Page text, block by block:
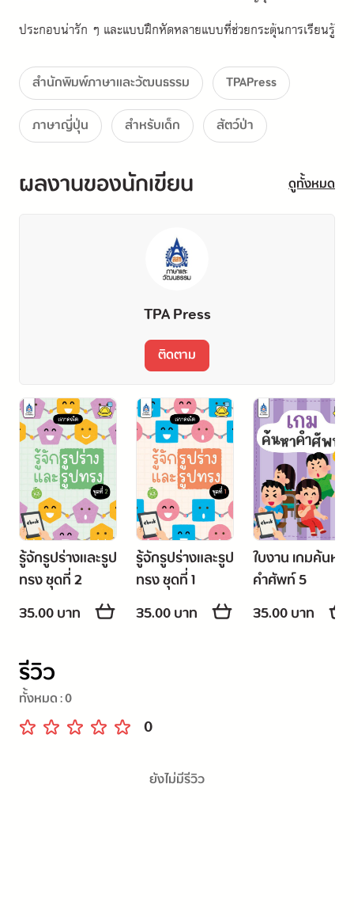
ประกอบน่ารัก ๆ และแบบฝึกหัดหลายแบบที่ช่วยกระตุ้นการเรียนรู้
สำนักพิมพ์ภาษาและวัฒนธรรม
TPAPress
ภาษาญี่ปุ่น
สำหรับเด็ก สัตว์ป่า
ผลงานของนักเขียน ดูทั้งหมด
TPA Press
ติดตาม
รู้จักรูปร่างและรูป
ทรง ชุดที่ 2
35.00 บาท
รู้จักรูปร่างและรูป
ทรง ชุดที่ 1
35.00 บาท
ใบงาน เกมค้นหา
คำศัพท์ 5
35.00 บาท
รีวิว
ทั้งหมด :0
0
ยังไม่มีรีวิว